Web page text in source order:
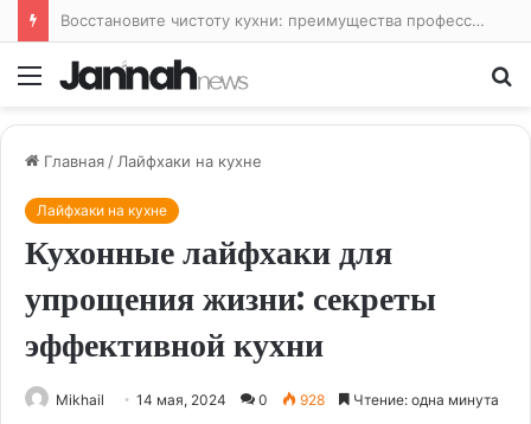
Восстановите чистоту кухни: преимущества профессиональной уборки
Меню
Главная / Лайфхаки на кухне
Лайфхаки на кухне
Кухонные лайфхаки для
упрощения жизни: секреты
эффективной кухни
Mikhail 14 мая, 2024 0 928 Чтение: одна минута